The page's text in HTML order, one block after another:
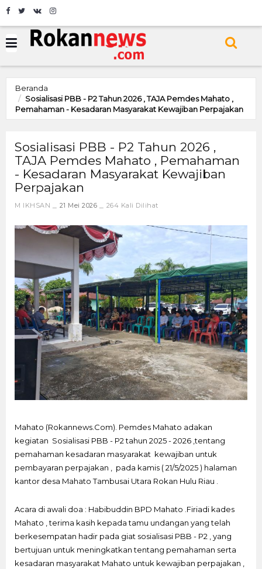
Beranda
Sosialisasi PBB - P2 Tahun 2026 , TAJA Pemdes Mahato ,
Pemahaman - Kesadaran Masyarakat Kewajiban Perpajakan
Sosialisasi PBB - P2 Tahun 2026 ,
TAJA Pemdes Mahato , Pemahaman
- Kesadaran Masyarakat Kewajiban
Perpajakan
M IKHSAN 21 Mei 2026 264 Kali Dilihat
Mahato (Rokannews.Com). Pemdes Mahato adakan
kegiatan Sosialisasi PBB - P2 tahun 2025 - 2026 ,tentang
pemahaman kesadaran masyarakat kewajiban untuk
pembayaran perpajakan , pada kamis ( 21/5/2025 ) halaman
kantor desa Mahato Tambusai Utara Rokan Hulu Riau .
Acara di awali doa : Habibuddin BPD Mahato .Firiadi kades
Mahato , terima kasih kepada tamu undangan yang telah
berkesempatan hadir pada giat sosialisasi PBB - P2 , yang
bertujuan untuk meningkatkan tentang pemahaman serta
kesadaran masyarakat Mahato untuk kewajiban perpajakan ,